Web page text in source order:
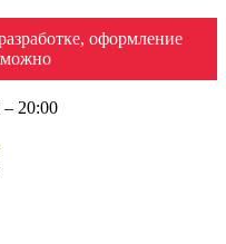
оформление
20:00